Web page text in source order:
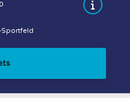
Sportfeld